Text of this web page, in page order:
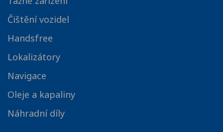
Čištění vozidel
Handsfree
Lokalizátory
Navigace
Oleje a kapaliny
Náhradní díly